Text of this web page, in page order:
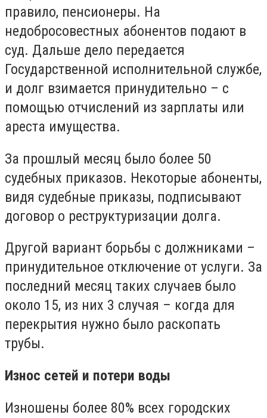
правило, пенсионеры. На
недобросовестных абонентов подают в
суд. Дальше дело передается
Государственной исполнительной службе,
и долг взимается принудительно – с
помощью отчислений из зарплаты или
ареста имущества.
За прошлый месяц было более 50
судебных приказов. Некоторые абоненты,
видя судебные приказы, подписывают
договор о реструктуризации долга.
Другой вариант борьбы с должниками –
принудительное отключение от услуги. За
последний месяц таких случаев было
около 15, из них 3 случая – когда для
перекрытия нужно было раскопать
трубы.
Износ сетей и потери воды
Изношены более 80% всех городских